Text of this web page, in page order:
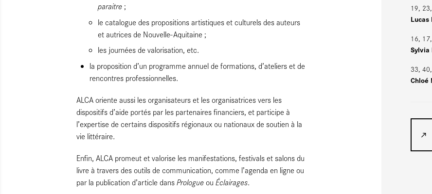
paraitre;
le catalogue des propositions artistiques et culturels des auteurs
et autrices de Nouvelle-Aquitaine ;
les journées de valorisation, etc.
la proposition d’un programme annuel de formations, d’ateliers et de
rencontres professionnelles.
ALCA oriente aussi les organisateurs et les organisatrices vers les
dispositifs d’aide portés par les partenaires financiers, et participe à
l’expertise de certains dispositifs régionaux ou nationaux de soutien à la
vie littéraire.
Enfin, ALCA promeut et valorise les manifestations, festivals et salons du
livre à travers des outils de communication, comme l’agenda en ligne ou
par la publication d’article dansPrologueou Éclairages.
19,
Lucas
16,
Sylvia
33,
Chloé